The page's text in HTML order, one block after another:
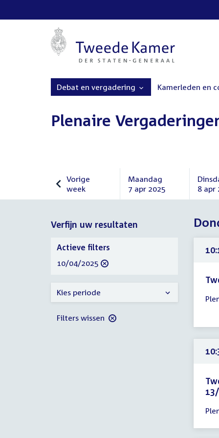
Debat en vergadering Kamerleden en
Plenaire
Vorige
week
Vorige
Maandag
7 apr 2025
Maandag
2025
8 apr
april
2025
Verfijn uw resultaten
-
uur
Verfijn
uw
resultaten
Actieve filters
verwijder
10/04/2025
Kies periode
Filters wissen